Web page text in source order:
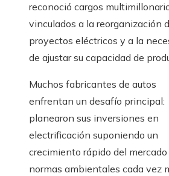
reconoció cargos
vinculados a la reorganización
proyectos eléctricos y a la
de ajustar su capacidad de
Muchos fabricantes de autos
enfrentan un desafío principal:
planearon sus inversiones en
electrificación suponiendo un
crecimiento rápido del mercado
normas ambientales cada vez